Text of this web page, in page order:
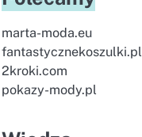
marta-moda.eu
fantastycznekoszulki.pl
2kroki.com
pokazy-mody.pl